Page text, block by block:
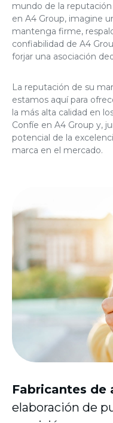
mundo de la reputación
en A4 Group, imagine
mantenga firme,
confiabilidad de A4
forjar una asociación
La reputación de su
estamos aquí para
la más alta calidad en
Confíe en A4 Group y,
potencial de la
marca en el mercado.
Fabricantes de
elaboración de